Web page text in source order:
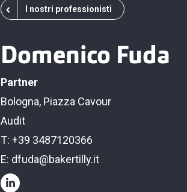
I nostri professionisti
Domenico Fuda
Partner
Bologna, Piazza Cavour
Audit
T: +39 3487120366
E: dfuda@bakertilly.it